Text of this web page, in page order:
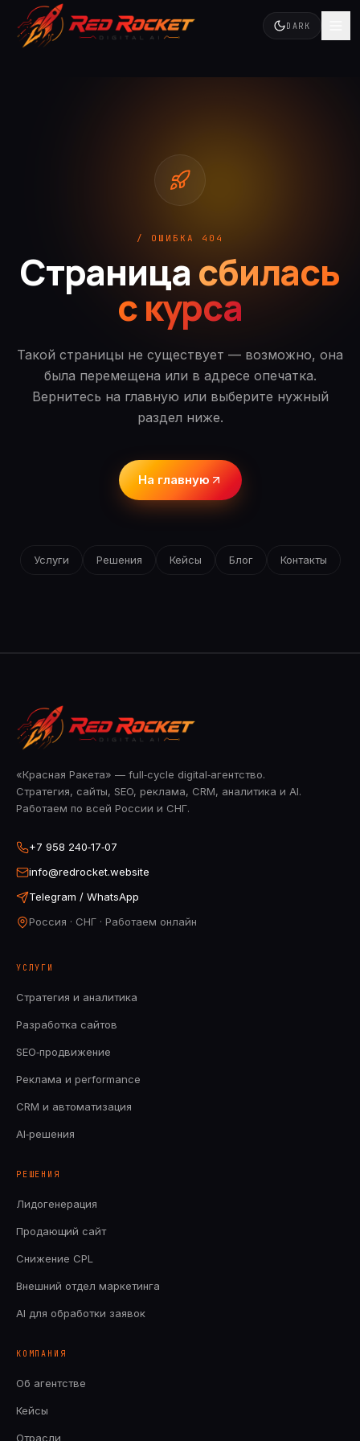
DARK
/ ОШИБКА 404
Страница сбилась
с курса
Такой страницы не существует — возможно, она
была перемещена или в адресе опечатка.
Вернитесь на главную или выберите нужный
раздел ниже.
На главную
Услуги Решения Кейсы Блог Контакты
«Красная Ракета» — full‑cycle digital‑агентство.
Стратегия, сайты, SEO, реклама, CRM, аналитика и AI.
Работаем по всей России и СНГ.
+7 958 240‑17‑07
info@redrocket.website
Telegram / WhatsApp
Россия · СНГ · Работаем онлайн
УСЛУГИ
Стратегия и аналитика
Разработка сайтов
SEO‑продвижение
Реклама и performance
CRM и автоматизация
AI‑решения
РЕШЕНИЯ
Лидогенерация
Продающий сайт
Снижение CPL
Внешний отдел маркетинга
AI для обработки заявок
КОМПАНИЯ
Об агентстве
Кейсы
Отрасли